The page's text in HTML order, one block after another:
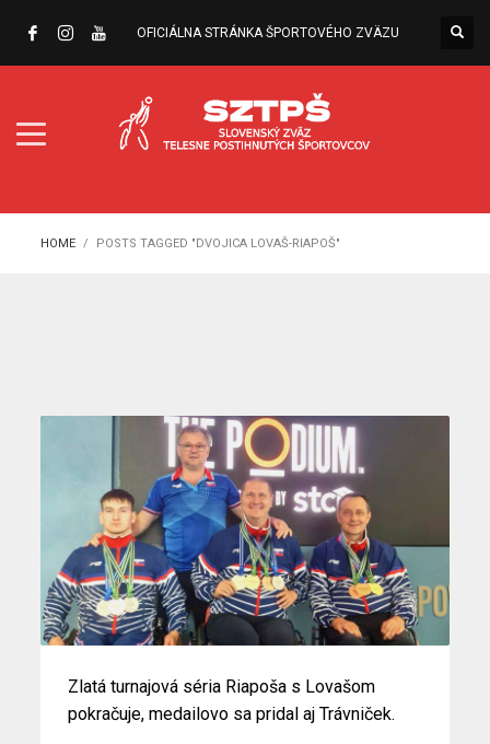
OFICIÁLNA STRÁNKA ŠPORTOVÉHO ZVÄZU
HOME POSTS TAGGED "DVOJICA LOVAŠ-RIAPOŠ"
Zlatá turnajová séria Riapoša s Lovašom
pokračuje, medailovo sa pridal aj Trávniček.